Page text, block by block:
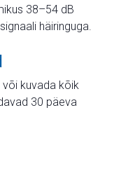
38–54 dB
häiringuga.
kuvada kõik
30 päeva